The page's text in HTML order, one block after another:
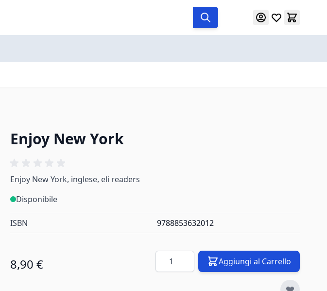
Enjoy New York
Enjoy New York, inglese, eli readers
Disponibile
ISBN 9788853632012
8,90 € Quantità Aggiungi al Carrello